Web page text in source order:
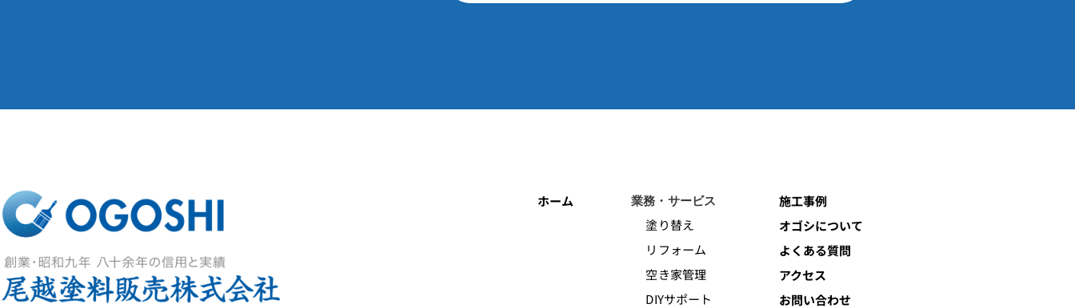
ホーム 業務・サービス
塗り替え
リフォーム
空き家管理
DIYサポート
施工事例
オゴシについて
よくある質問
アクセス
お問い合わせ